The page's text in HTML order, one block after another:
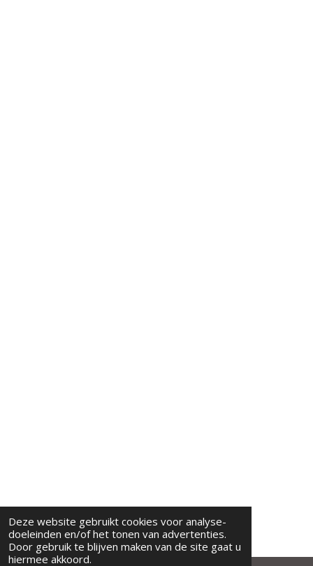
Deze website gebruikt cookies voor analyse-
doeleinden en/of het tonen van advertenties.
Door gebruik te blijven maken van de site gaat u
hiermee akkoord.